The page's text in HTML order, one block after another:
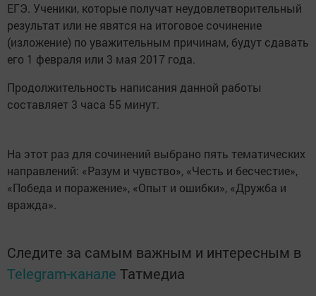
ЕГЭ. Ученики, которые получат неудовлетворительный
результат или не явятся на итоговое сочинение
(изложение) по уважительным причинам, будут сдавать
его 1 февраля или 3 мая 2017 года.
Продолжительность написания данной работы
составляет 3 часа 55 минут.
На этот раз для сочинений выбрано пять тематических
направлений: «Разум и чувство», «Честь и бесчестие»,
«Победа и поражение», «Опыт и ошибки», «Дружба и
вражда».
Следите за самым важным и интересным в
Telegram-канале Татмедиа